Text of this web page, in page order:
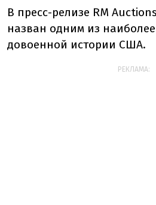
В пресс-релизе RM
назван одним из
довоенной истории США.
РЕКЛАМА: